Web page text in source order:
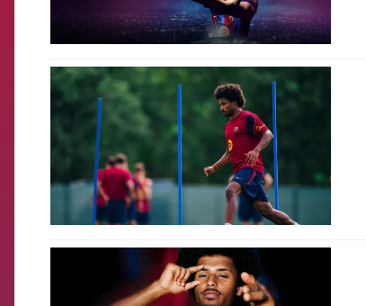
FCB Barcelona badge
FCB Barcelona badge